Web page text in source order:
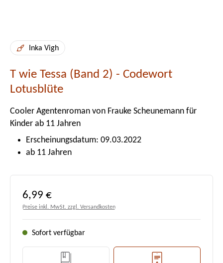
Inka Vigh
T wie Tessa (Band 2) - Codewort
Lotusblüte
Cooler Agentenroman von Frauke Scheunemann für
Kinder ab 11 Jahren
Erscheinungsdatum: 09.03.2022
ab 11 Jahren
Regulärer Preis:
6,99 €
Preise inkl. MwSt. zzgl. Versandkosten
Sofort verfügbar